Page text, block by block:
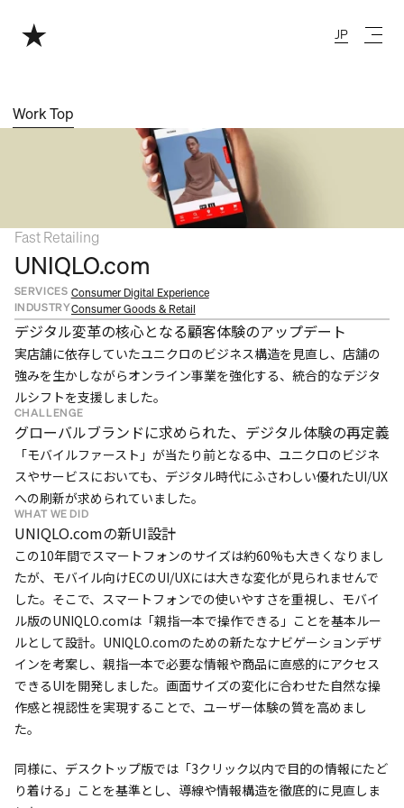
Work Top
Fast Retailing
UNIQLO.com
SERVICES Consumer Digital Experience
INDUSTRYConsumer Goods & Retail
デジタル変革の核心となる顧客体験のアップデート
実店舗に依存していたユニクロのビジネス構造を見直し、店舗の
強みを生かしながらオンライン事業を強化する、統合的なデジタ
ルシフトを支援しました。
CHALLENGE
グローバルブランドに求められた、デジタル体験の再定義
「モバイルファースト」が当たり前となる中、ユニクロのビジネ
スやサービスにおいても、デジタル時代にふさわしい優れたUI/UX
への刷新が求められていました。
WHAT WE DID
UNIQLO.comの新UI設計
この10年間でスマートフォンのサイズは約60%も大きくなりまし
たが、モバイル向けECのUI/UXには大きな変化が見られませんで
した。そこで、スマートフォンでの使いやすさを重視し、モバイ
ル版のUNIQLO.comは「親指一本で操作できる」ことを基本ルー
ルとして設計。UNIQLO.comのための新たなナビゲーションデザ
インを考案し、親指一本で必要な情報や商品に直感的にアクセス
できるUIを開発しました。画面サイズの変化に合わせた自然な操
作感と視認性を実現することで、ユーザー体験の質を高めまし
た。
同様に、デスクトップ版では「3クリック以内で目的の情報にたど
り着ける」ことを基準とし、導線や情報構造を徹底的に見直しま
JPJapanese